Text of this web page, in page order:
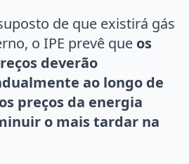
de que existirá gás
o IPE prevê que os
deverão
ao longo de
preços da energia
o mais tardar na